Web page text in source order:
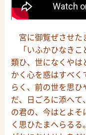
宮に御覧ぜさせた
「いふかひなきこ
類ひ、世になくやは
かく心を惑はすべ
らく、前の世を思
だ、日ごろに添へ
の君の、今はとよ
く思ひたまへらる